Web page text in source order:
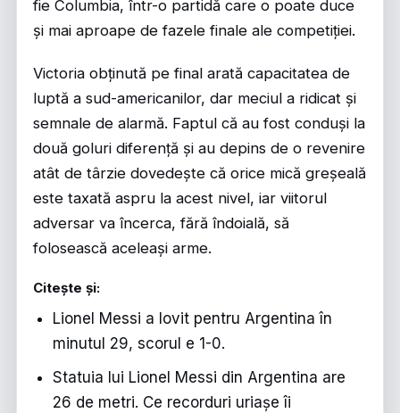
fie Columbia, într-o partidă care o poate duce
și mai aproape de fazele finale ale competiției.
Victoria obținută pe final arată capacitatea de
luptă a sud-americanilor, dar meciul a ridicat și
semnale de alarmă. Faptul că au fost conduși la
două goluri diferență și au depins de o revenire
atât de târzie dovedește că orice mică greșeală
este taxată aspru la acest nivel, iar viitorul
adversar va încerca, fără îndoială, să
folosească aceleași arme.
Citește și:
Lionel Messi a lovit pentru Argentina în
minutul 29, scorul e 1-0.
Statuia lui Lionel Messi din Argentina are
26 de metri. Ce recorduri uriașe îi